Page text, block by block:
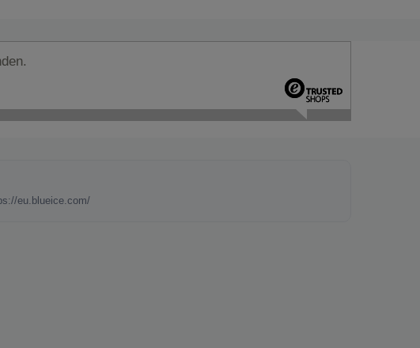
eu.blueice.com/